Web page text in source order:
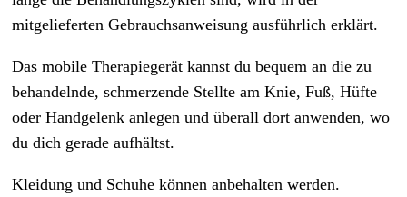
mitgelieferten Gebrauchsanweisung ausführlich erklärt.
Das mobile Therapiegerät kannst du bequem an die zu
behandelnde, schmerzende Stellte am Knie, Fuß, Hüfte
oder Handgelenk anlegen und überall dort anwenden, wo
du dich gerade aufhältst.
Kleidung und Schuhe können anbehalten werden.